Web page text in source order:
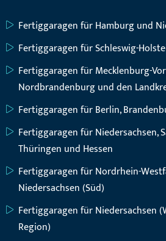
Fertiggaragen für Hamburg und
Fertiggaragen für Schleswig-
Fertiggaragen für Mecklenburg-
Nordbrandenburg und den
Fertiggaragen für Berlin,
Fertiggaragen für Niedersachsen,
Thüringen und Hessen
Fertiggaragen für Nordrhein-
Niedersachsen (Süd)
Fertiggaragen für Niedersachsen
Region)